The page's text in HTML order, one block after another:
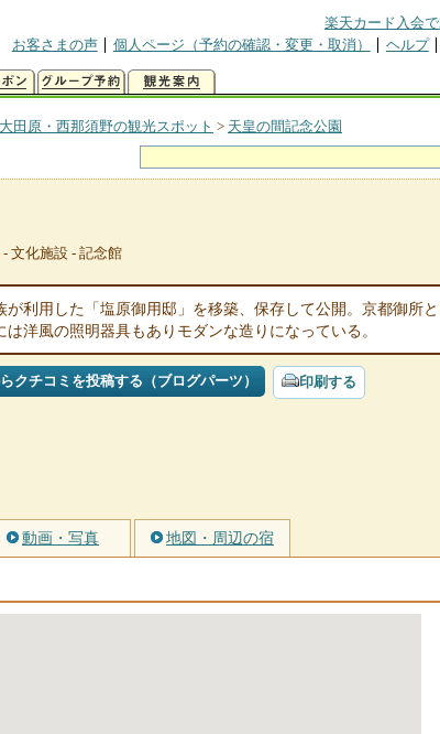
楽天カード入会
お客さまの声
個人ページ（予約の確認・変更・取消） ヘルプ
田原・西那須野の観光スポット > 天皇の間記念公園
- 文化施設 - 記念館
が利用した「塩原御用邸」を移築、保存して公開。京都御所
は洋風の照明器具もありモダンな造りになっている。
クチコミを投稿する（ブログパーツ） 印刷する
動画・写真 地図・周辺の宿